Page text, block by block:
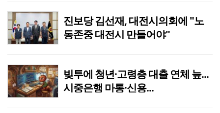
진보당 김선재, 대전시의회에 "노
동존중 대전시 만들어야"
빚투에 청년·고령층 대출 연체 늪...
시중은행 마통·신용...